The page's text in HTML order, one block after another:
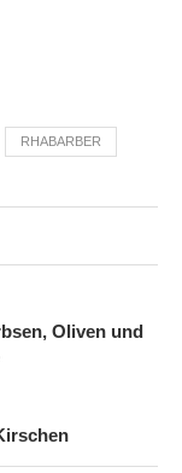
RHABARBER
Oliven und